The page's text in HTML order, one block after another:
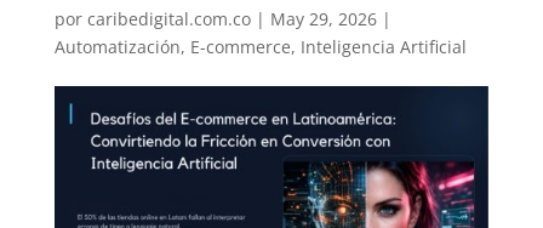
por caribedigital.com.co| May 29, 2026|
Automatización, E-commerce, Inteligencia Artificial